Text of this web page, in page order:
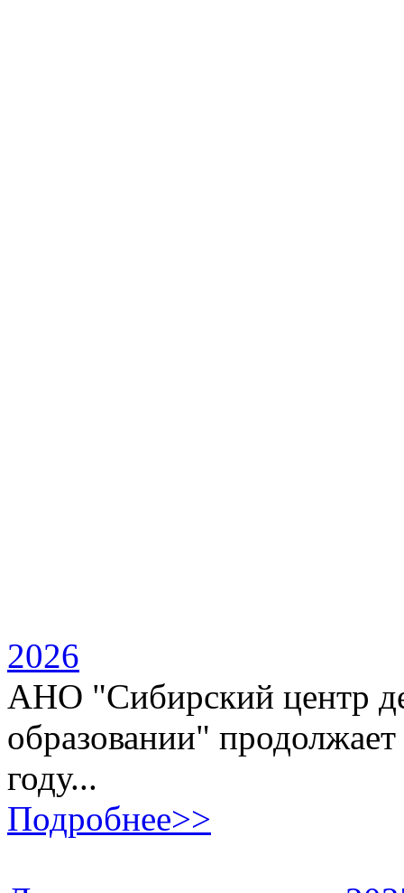
2026
АНО "Сибирский центр
образовании"
году...
Подробнее>>